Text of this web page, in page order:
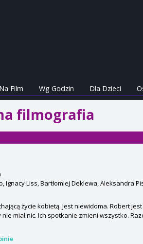
Na Film Wg Godzin Dla Dzieci
filmografia
Ignacy Liss, Bartłomiej Deklewa, Aleksandra
życie kobietą. Jest niewidoma. Robert
miał nic. Ich spotkanie zmieni wszystko.